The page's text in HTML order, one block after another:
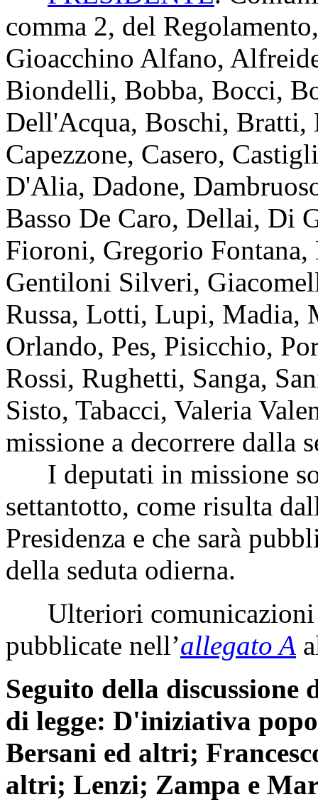
comma 2, del
Gioacchino Alfano,
Biondelli, Bobba, Bocci,
Dell'Acqua, Boschi, Bratti,
Capezzone, Casero,
D'Alia, Dadone,
Basso De Caro, Dellai, Di
Fioroni, Gregorio Fontana,
Gentiloni Silveri,
Russa, Lotti, Lupi,
Orlando, Pes, Pisicchio,
Rossi, Rughetti, Sanga,
Sisto, Tabacci, Valeria
missione a decorrere dalla
I deputati in missione
settantotto, come risulta
Presidenza e che sarà
della seduta odierna.
Ulteriori comunicazioni
pubblicate nell’allegato A
Seguito della discussione
di legge: D'iniziativa
Bersani ed altri;
altri; Lenzi; Zampa e